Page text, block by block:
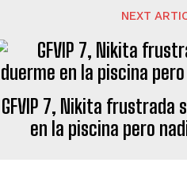
NEXT
GFVIP 7, Nikita frustrada
en la piscina pero